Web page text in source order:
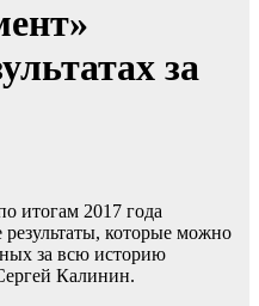
за
итогам 2017 года
которые можно
за всю историю
Калинин.